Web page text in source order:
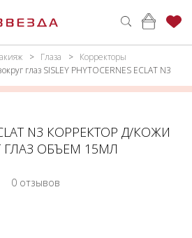
Глаза
Корректоры
глаз SISLEY PHYTOCERNES ECLAT N3
N3 КОРРЕКТОР Д/КОЖИ
ГЛАЗ ОБЪЕМ 15МЛ
0 отзывов